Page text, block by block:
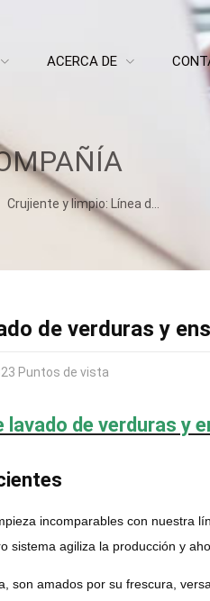
ACERCA DE
Crujiente y limpio: Línea de lavado de verduras y ensaladas
de verduras y
Puntos de vista
lavado de verduras y
incomparables con nuestra
sistema agiliza la producción y
son amados por su frescura,